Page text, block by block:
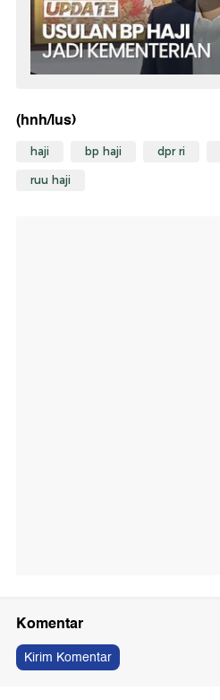
(hnh/lus)
haji bp haji dpr ri
ruu haji
Komentar
Kirim Komentar